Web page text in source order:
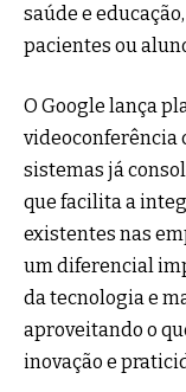
saúde e
pacientes ou
O Google lança
videoconferência
sistemas já
que facilita a
existentes nas
um diferencial
da tecnologia e
aproveitando o
inovação e